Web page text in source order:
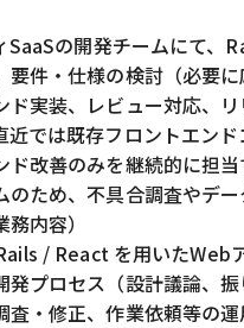
SaaSの開発チームにて、
要件・仕様の検討（必要
ド実装、レビュー対応、
近では既存フロントエン
ド改善のみを継続的に担
のため、不具合調査やデ
務内容）
/ React を用いたWeb
発プロセス（設計議論、
査・修正、作業依頼等の